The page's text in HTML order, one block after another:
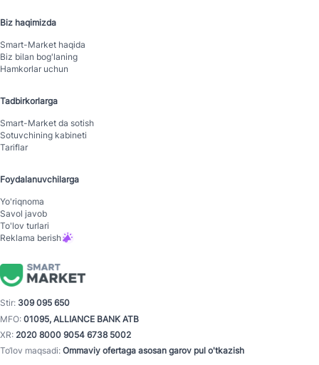
Biz haqimizda
Smart-Mаrket haqida
Biz bilan bog'laning
Hamkorlar uchun
Tadbirkorlarga
Smart-Mаrket da sotish
Sotuvchining kabineti
Tariflar
Foydalanuvchilarga
Yo'riqnoma
Savol javob
To'lov turlari
Reklama berish
Stir: 309 095 650
MFO: 01095, ALLIANCE BANK ATB
XR: 2020 8000 9054 6738 5002
To‘lov maqsadi: Ommaviy ofertaga asosan garov pul o'tkazish